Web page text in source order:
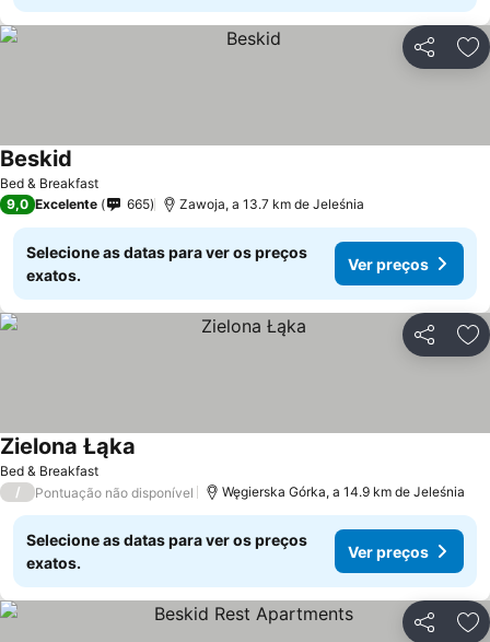
Partilhar
Bed & Breakfast
Beskid
9,0 Excelente 665 Zawoja, a 13.7 km de Jeleśnia
Selecione as datas para ver os preços
exatos.
Ver preços
Partilhar
Bed & Breakfast
Zielona Łąka
/ Pontuação não disponível Węgierska Górka, a 14.9 km de Jeleśnia
Selecione as datas para ver os preços
exatos.
Ver preços
Partilhar